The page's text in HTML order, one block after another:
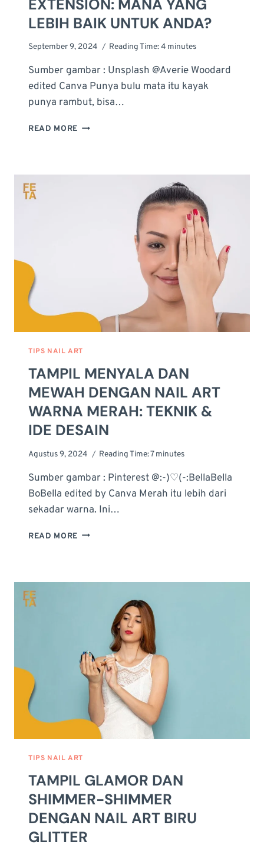
EXTENSION: MANA YANG
LEBIH BAIK UNTUK ANDA?
September 9, 2024 Reading Time:4 minutes
Sumber gambar : Unsplash @Averie Woodard
edited Canva Punya bulu mata itu kayak
punya rambut, bisa…
READ MORE LASH
EXTENSION:
TIPS NAIL ART
TAMPIL MENYALA DAN
MEWAH DENGAN NAIL ART
WARNA MERAH: TEKNIK &
IDE DESAIN
Agustus 9, 2024 Reading Time:7minutes
Sumber gambar : Pinterest @:-)♡(-:BellaBella
BoBella edited by Canva Merah itu lebih dari
sekadar warna. Ini…
READ MORE TAMPIL
DENGAN
TEKNIK
&
IDE
DESAIN
TIPS NAIL ART
TAMPIL GLAMOR DAN
SHIMMER-SHIMMER
DENGAN NAIL ART BIRU
GLITTER